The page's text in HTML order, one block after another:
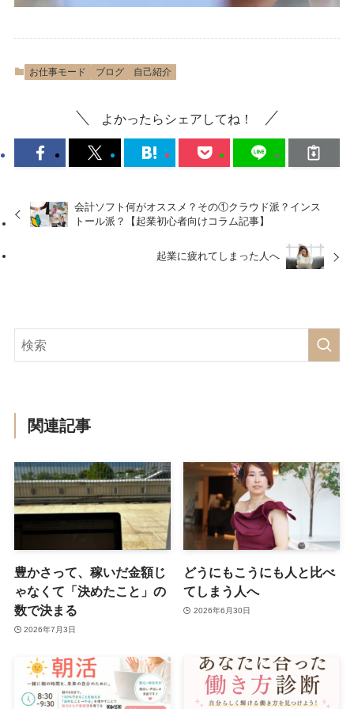
お仕事モード ブログ 自己紹介
よかったらシェアしてね！
会計ソフト何がオススメ？その①クラウド派？インス
トール派？【起業初心者向けコラム記事】
起業に疲れてしまった人へ
関連記事
豊かさって、稼いだ金額じ
ゃなくて「決めたこと」の
数で決まる
2026年7月3日
どうにもこうにも人と比べ
てしまう人へ
2026年6月30日